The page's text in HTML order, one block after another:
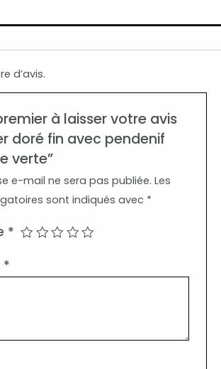
d’avis.
à laisser votre avis
doré fin avec pendenif
verte”
e-mail ne sera pas publiée. Les
sont indiqués avec *
*
*